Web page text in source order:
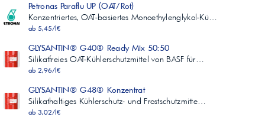
Petronas Paraflu UP (OAT/Rot)
Konzentriertes, OAT-basiertes Monoethylenglykol-Kü…
ab 5,45/l€
GLYSANTIN® G40® Ready Mix 50:50
Silikatfreies OAT-Kühlerschutzmittel von BASF für…
ab 2,96/l€
GLYSANTIN® G48® Konzentrat
Silikathaltiges Kühlerschutz- und Frostschutzmitte…
ab 3,02/l€